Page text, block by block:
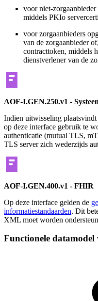
voor niet-zorgaanbieder
middels PKIo
voor zorgaanbieders
van de zorgaanbieder
contracttoken, middels
dienstverlener van de
AOF-I.GEN.250.v1 -
Indien uitwisseling
op deze interface gebruik te
authenticatie (mutual TLS,
TLS server zich wederzijds
AOF-I.GEN.400.v1 - FHIR
Op deze interface gelden de
informatiestandaarden. Dit
XML moet worden
Functionele datamodel